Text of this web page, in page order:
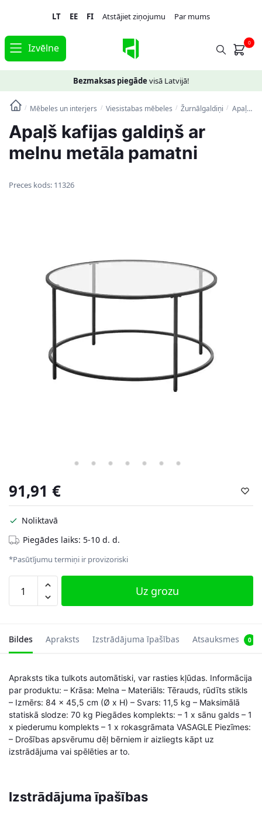
navigation
content
LT EE FI Atstājiet ziņojumu Par mums
Izvēlne 0
Bezmaksas piegāde visā Latvijā!
/ Mēbeles un interjers / Viesistabas mēbeles / Žurnālgaldiņi / Apaļš kafijas galdiņš ar melnu metāla pamatni
Apaļš kafijas galdiņš ar
melnu metāla pamatni
Preces kods: 11326
91,91 €
Noliktavā
Piegādes laiks: 5-10 d. d.
*Pasūtījumu termiņi ir provizoriski
kafijas
melnu
metāla
daudzums
Uz grozu
Bildes Apraksts Izstrādājuma īpašības Atsauksmes 0
Apraksts tika tulkots automātiski, var rasties kļūdas. Informācija
par produktu: – Krāsa: Melna – Materiāls: Tērauds, rūdīts stikls
– Izmērs: 84 x 45,5 cm (Ø x H) – Svars: 11,5 kg – Maksimālā
statiskā slodze: 70 kg Piegādes komplekts: – 1 x sānu galds – 1
x piederumu komplekts – 1 x rokasgrāmata VASAGLE Piezīmes:
– Drošības apsvērumu dēļ bērniem ir aizliegts kāpt uz
izstrādājuma vai spēlēties ar to.
Izstrādājuma īpašības